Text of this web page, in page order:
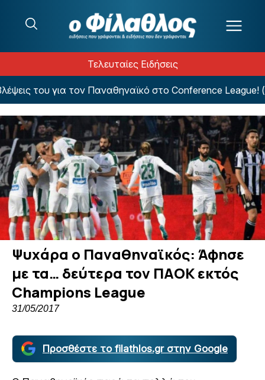
Τελευταίες Ειδήσεις
του για τον Παναθηναϊκό στο Conference League!
Ψυχάρα ο Παναθηναϊκός: Άφησε
με τα… δεύτερα τον ΠΑΟΚ εκτός
Champions League
31/05/2017
Προσθέστε το filathlos.gr στην Google